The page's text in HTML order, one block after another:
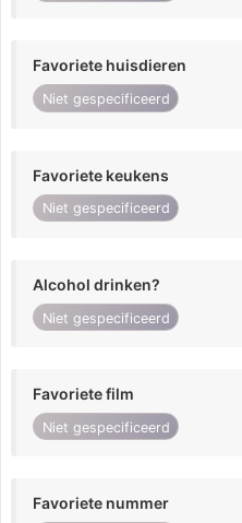
Favoriete huisdieren
Niet gespecificeerd
Favoriete keukens
Niet gespecificeerd
Alcohol drinken?
Niet gespecificeerd
Favoriete film
Niet gespecificeerd
Favoriete nummer